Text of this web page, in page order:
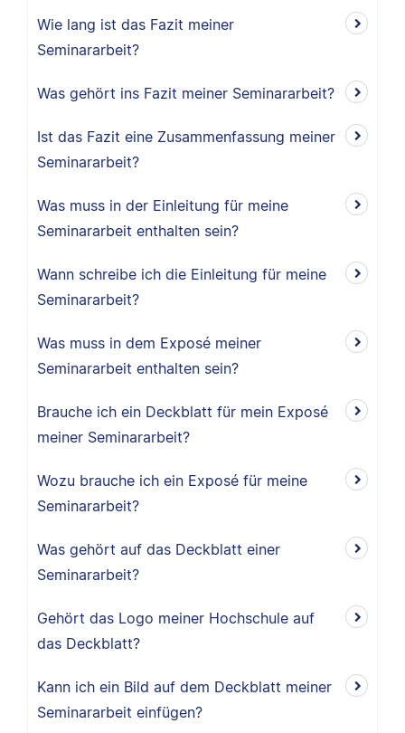
Wie lang ist das Fazit meiner
Seminararbeit?
Was gehört ins Fazit meiner Seminararbeit?
Ist das Fazit eine Zusammenfassung meiner
Seminararbeit?
Was muss in der Einleitung für meine
Seminararbeit enthalten sein?
Wann schreibe ich die Einleitung für meine
Seminararbeit?
Was muss in dem Exposé meiner
Seminararbeit enthalten sein?
Brauche ich ein Deckblatt für mein Exposé
meiner Seminararbeit?
Wozu brauche ich ein Exposé für meine
Seminararbeit?
Was gehört auf das Deckblatt einer
Seminararbeit?
Gehört das Logo meiner Hochschule auf
das Deckblatt?
Kann ich ein Bild auf dem Deckblatt meiner
Seminararbeit einfügen?